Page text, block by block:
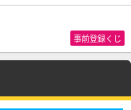
事前登録くじ